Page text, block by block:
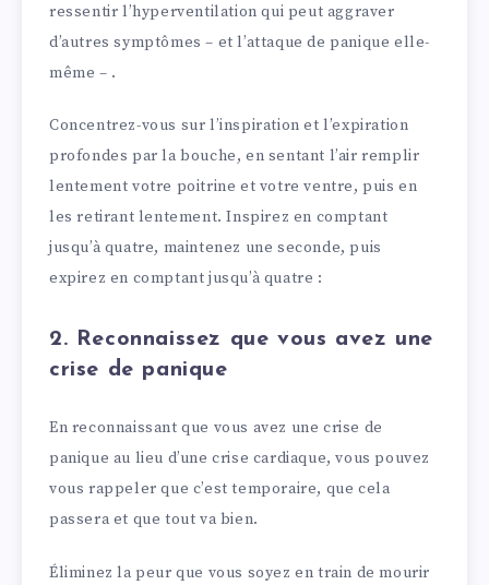
ressentir l’hyperventilation qui peut aggraver
d’autres symptômes – et l’attaque de panique elle-
même – .
Concentrez-vous sur l’inspiration et l’expiration
profondes par la bouche, en sentant l’air remplir
lentement votre poitrine et votre ventre, puis en
les retirant lentement. Inspirez en comptant
jusqu’à quatre, maintenez une seconde, puis
expirez en comptant jusqu’à quatre :
2. Reconnaissez que vous avez une
crise de panique
En reconnaissant que vous avez une crise de
panique au lieu d’une crise cardiaque, vous pouvez
vous rappeler que c’est temporaire, que cela
passera et que tout va bien.
Éliminez la peur que vous soyez en train de mourir